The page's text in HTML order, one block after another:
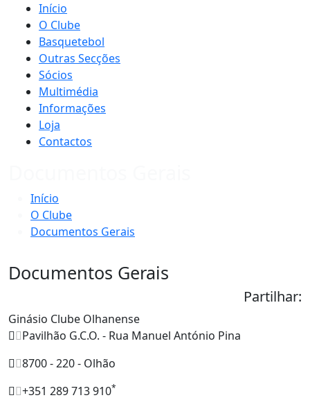
Início
O Clube
Basquetebol
Outras Secções
Sócios
Multimédia
Informações
Loja
Contactos
Início
O Clube
Documentos Gerais
Documentos Gerais
Partilhar:
Ginásio Clube Olhanense
Pavilhão G.C.O. - Rua Manuel António Pina
8700 - 220 - Olhão
+351 289 713 910*